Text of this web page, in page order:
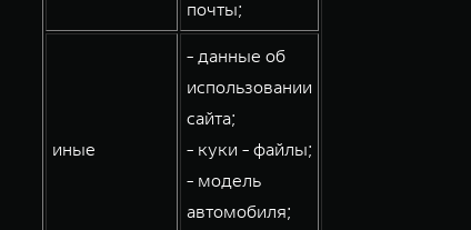
почты;
иные
- данные об
использовании
сайта;
- куки - файлы;
- модель
автомобиля;